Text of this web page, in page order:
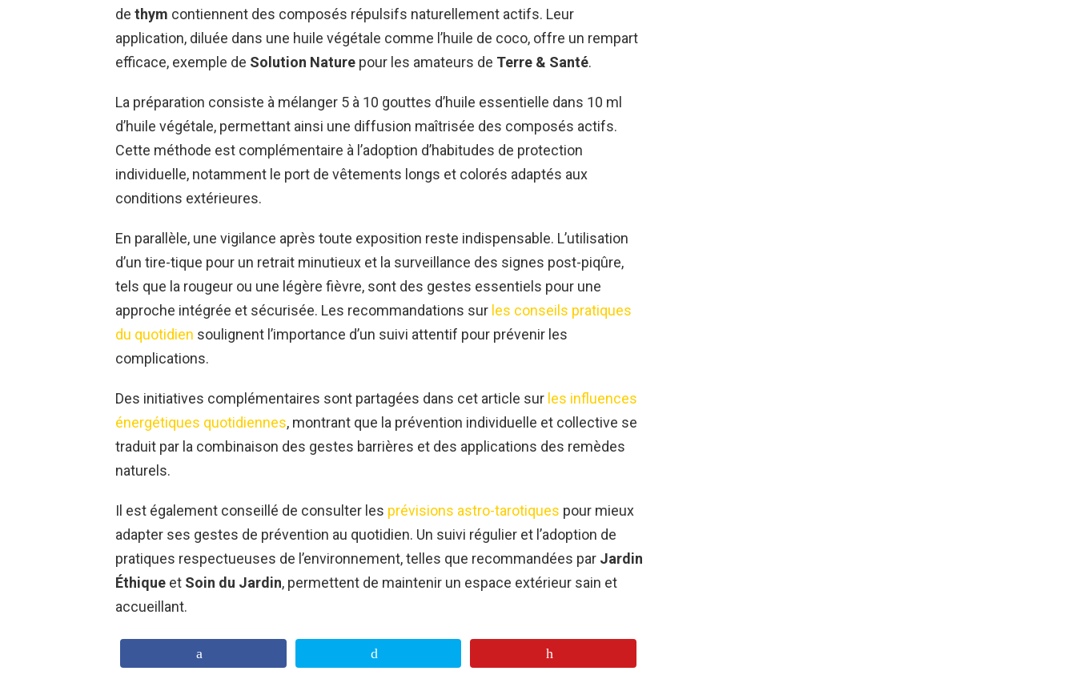
de thym contiennent des composés répulsifs naturellement actifs. Leur
application, diluée dans une huile végétale comme l’huile de coco, offre un rempart
efficace, exemple de Solution Nature pour les amateurs de Terre & Santé.
La préparation consiste à mélanger 5 à 10 gouttes d’huile essentielle dans 10 ml
d’huile végétale, permettant ainsi une diffusion maîtrisée des composés actifs.
Cette méthode est complémentaire à l’adoption d’habitudes de protection
individuelle, notamment le port de vêtements longs et colorés adaptés aux
conditions extérieures.
En parallèle, une vigilance après toute exposition reste indispensable. L’utilisation
d’un tire-tique pour un retrait minutieux et la surveillance des signes post-piqûre,
tels que la rougeur ou une légère fièvre, sont des gestes essentiels pour une
approche intégrée et sécurisée. Les recommandations sur les conseils pratiques
du quotidien soulignent l’importance d’un suivi attentif pour prévenir les
complications.
Des initiatives complémentaires sont partagées dans cet article sur les influences
énergétiques quotidiennes, montrant que la prévention individuelle et collective se
traduit par la combinaison des gestes barrières et des applications des remèdes
naturels.
Il est également conseillé de consulter les prévisions astro-tarotiques pour mieux
adapter ses gestes de prévention au quotidien. Un suivi régulier et l’adoption de
pratiques respectueuses de l’environnement, telles que recommandées par Jardin
Éthique et Soin du Jardin, permettent de maintenir un espace extérieur sain et
accueillant.